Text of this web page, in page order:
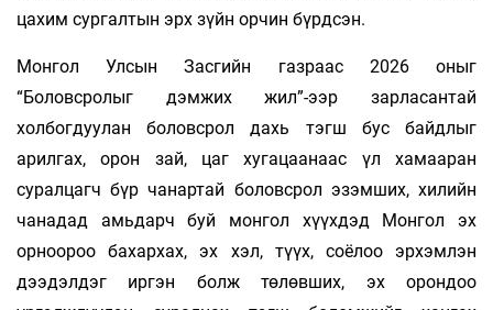
цахим сургалтын эрх зүйн орчин бүрдсэн.
Монгол Улсын Засгийн газраас 2026 оныг
“Боловсролыг дэмжих жил”-ээр зарласантай
холбогдуулан боловсрол дахь тэгш бус байдлыг
арилгах, орон зай, цаг хугацаанаас үл хамааран
суралцагч бүр чанартай боловсрол эзэмших, хилийн
чанадад амьдарч буй монгол хүүхдэд Монгол эх
орноороо бахархах, эх хэл, түүх, соёлоо эрхэмлэн
дээдэлдэг иргэн болж төлөвших, эх орондоо